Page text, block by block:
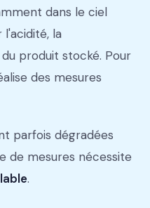
dans le ciel
la
produit stocké. Pour
des mesures
parfois dégradées
de mesures nécessite
.